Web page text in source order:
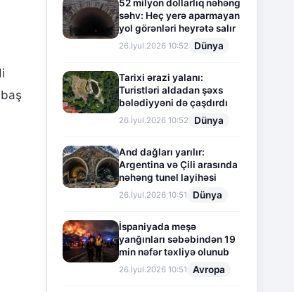
52 milyon dollarlıq nəhəng
səhv: Heç yerə aparmayan
yol görənləri heyrətə salır
26.İyul.2026 10:52 Dünya
Tarixi ərazi yalanı:
Turistləri aldadan şəxs
bələdiyyəni də çaşdırdı
26.İyul.2026 10:52 Dünya
And dağları yarılır:
Argentina və Çili arasında
nəhəng tunel layihəsi
26.İyul.2026 10:51 Dünya
İspaniyada meşə
yanğınları səbəbindən 19
min nəfər təxliyə olunub
26.İyul.2026 10:51 Avropa